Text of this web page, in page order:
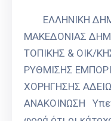
ΕΛΛΗΝΙΚΗ
ΜΑΚΕΔΟΝΙΑΣ
ΤΟΠΙΚΗΣ & ΟΙΚ/
ΡΥΘΜΙΣΗΣ
ΧΟΡΗΓΗΣΗΣ
ΑΝΑΚΟΙΝΩΣΗ